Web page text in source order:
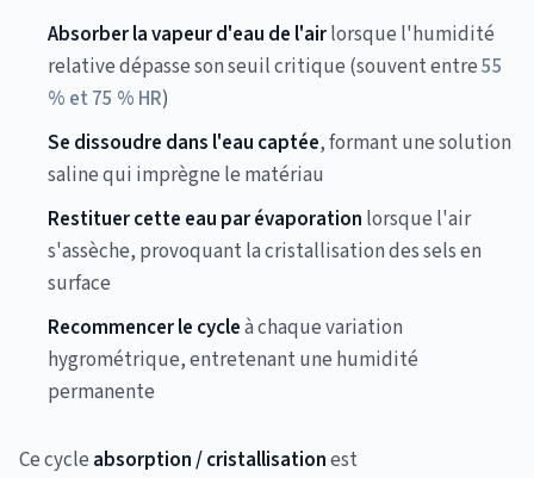
Absorber la vapeur d'eau de l'airlorsque l'humidité
relative dépasse son seuil critique (souvent entre55
% et 75 % HR)
Se dissoudre dans l'eau captée, formant une solution
saline qui imprègne le matériau
Restituer cette eau par évaporation lorsque l'air
s'assèche, provoquant la cristallisation des sels en
surface
Recommencer le cycleà chaque variation
hygrométrique, entretenant une humidité
permanente
Ce cycle absorption / cristallisationest